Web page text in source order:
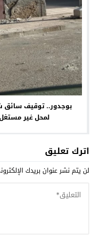
بوجدور.. توقيف
لمحل غير
اترك تعليق
لن يتم نشر عنوان بريدك